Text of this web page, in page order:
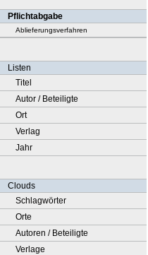
Pflichtabgabe
Ablieferungsverfahren
Listen
Titel
Autor / Beteiligte
Ort
Verlag
Jahr
Clouds
Schlagwörter
Orte
Autoren / Beteiligte
Verlage